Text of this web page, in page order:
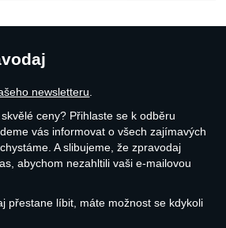
newsletteru
ceny? Přihlaste se k odběru
vás informovat o všech zajímavých
A slibujeme, že zpravodaj
abychom nezahltili vaši e-mailovou
přestane líbit, máte možnost se kdykoli